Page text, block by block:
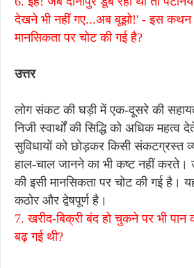
देखने भी नहीं गए...अब बूझो!' - इस कथन
मानसिकता पर चोट की गई है?
उत्तर
लोग संकट की घड़ी में एक-दूसरे की
निजी स्वार्थों की सिद्धि को अधिक
सुविधायों को छोड़कर किसी संकटग्रस्त
हाल-चाल जानने का भी कष्ट नहीं करते।
की इसी मानसिकता पर चोट की गई है।
कठोर और द्वेषपूर्ण है।
7. खरीद-बिक्री बंद हो चुकने पर भी पान
बढ़ गई थी?